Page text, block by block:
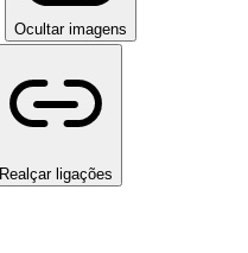
Ocultar imagens
Realçar ligações